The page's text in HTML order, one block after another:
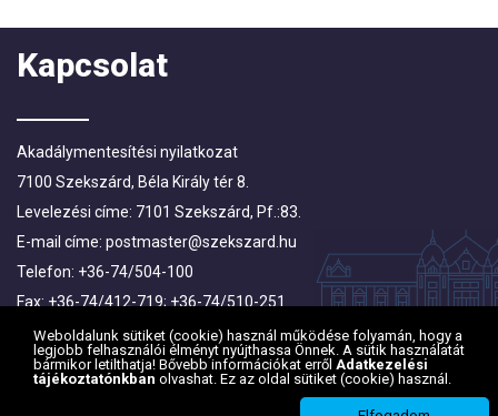
Weboldalunk sütiket (cookie) használ működése folyamán, hogy a
legjobb felhasználói élményt nyújthassa Önnek. A sütik használatát
bármikor letilthatja! Bővebb információkat erről Adatkezelési
tájékoztatónkban olvashat. Ez az oldal sütiket (cookie) használ.
Kapcsolat
Akadálymentesítési nyilatkozat
7100 Szekszárd, Béla Király tér 8.
Levelezési címe: 7101 Szekszárd, Pf.:83.
E-mail címe: postmaster@szekszard.hu
Telefon: +36-74/504-100
Fax: +36-74/412-719; +36-74/510-251